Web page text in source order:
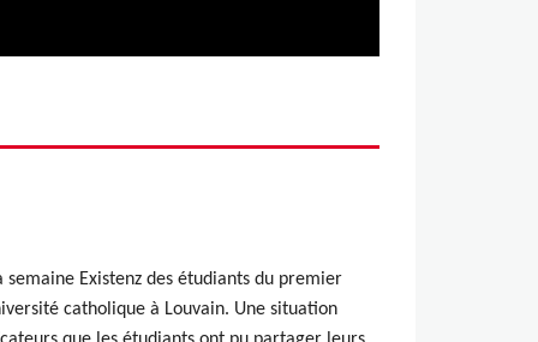
Existenz des étudiants du premier
catholique à Louvain. Une situation